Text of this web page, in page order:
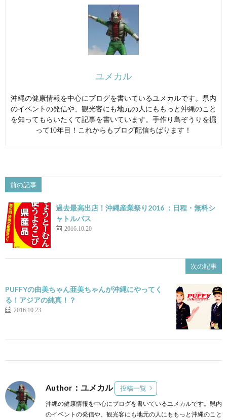
ユメカル
沖縄の健康情報を中心にブログを書いているユメカルです。県内
のイベントの発信や、観光客にも地元の人にももっと沖縄のこと
を知ってもらいたくて記事を書いています。手作り島ぞうりを掘
って10年目！これからもブログ配信ちばります！
前の記事
過去最高出店！沖縄産業祭り2016 ：日程・無料シ
ャトルバス
2016.10.20
次の記事
PUFFYの由美ちゃん亜美ちゃんが沖縄にやってく
る！アジアの純真！？
2016.10.23
Author：ユメカル 投稿一覧
沖縄の健康情報を中心にブログを書いているユメカルです。県内
のイベントの発信や、観光客にも地元の人にももっと沖縄のこと